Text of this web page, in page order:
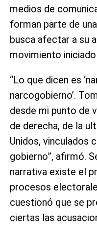
medios de
forman parte de
busca afectar a su
movimiento
“Lo que dicen es
narcogobierno’.
desde mi punto de
de derecha, de la
Unidos, vinculados
gobierno”, afirmó.
narrativa existe el
procesos
cuestionó que se
ciertas las